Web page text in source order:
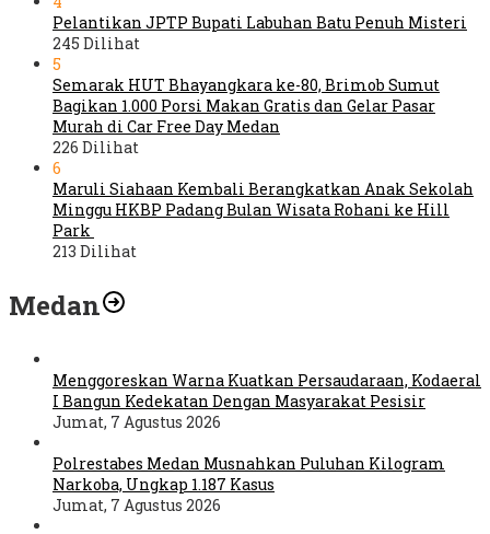
Pelantikan JPTP Bupati Labuhan Batu Penuh Misteri
245 Dilihat
5
Semarak HUT Bhayangkara ke-80, Brimob Sumut
Bagikan 1.000 Porsi Makan Gratis dan Gelar Pasar
Murah di Car Free Day Medan
226 Dilihat
6
Maruli Siahaan Kembali Berangkatkan Anak Sekolah
Minggu HKBP Padang Bulan Wisata Rohani ke Hill
Park
213 Dilihat
Medan
Menggoreskan Warna Kuatkan Persaudaraan, Kodaeral
I Bangun Kedekatan Dengan Masyarakat Pesisir
Jumat, 7 Agustus 2026
Polrestabes Medan Musnahkan Puluhan Kilogram
Narkoba, Ungkap 1.187 Kasus
Jumat, 7 Agustus 2026